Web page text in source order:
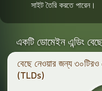
সাইট তৈরি করতে পারেন।
একটি ডোমেইন এন্ডিং
বেছে নেওয়ার জন্য ৩০টিরও
(TLDs)